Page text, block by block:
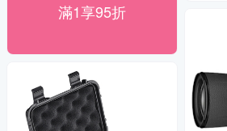
滿1享95折